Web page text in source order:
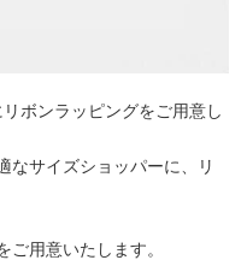
ボンラッピングをご用意し
なサイズショッパーに、リ
用意いたします。